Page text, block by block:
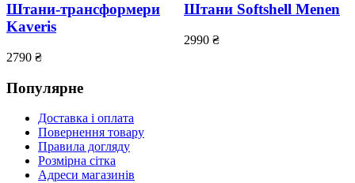
Штани-трансформери
Kaveris
2790 ₴
Штани Softshell Menen
2990 ₴
Популярне
Доставка і оплата
Повернення товару
Правила догляду
Розмірна сітка
Адреси магазинів